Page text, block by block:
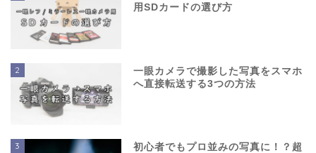
用SDカードの選び方
2
一眼カメラで撮影した写真をスマホ
へ直接転送する3つの方法
3
初心者でもプロ並みの写真に！？超